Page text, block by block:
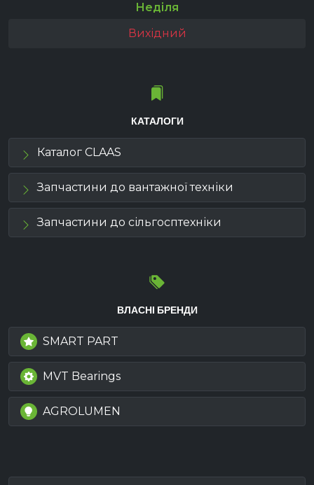
Неділя
Вихідний
КАТАЛОГИ
Каталог CLAAS
Запчастини до вантажної техніки
Запчастини до сільгосптехніки
ВЛАСНІ БРЕНДИ
SMART PART
MVT Bearings
AGROLUMEN